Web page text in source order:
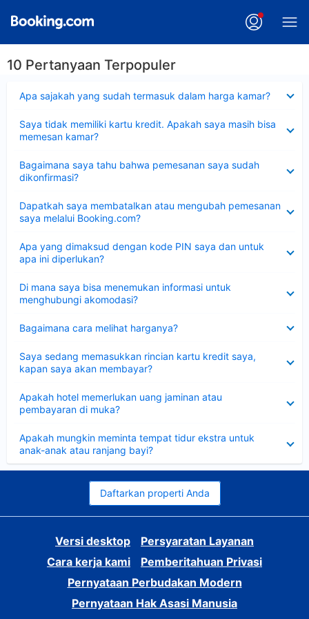
10 Pertanyaan Terpopuler
Apa sajakah yang sudah termasuk dalam harga kamar?
Saya tidak memiliki kartu kredit. Apakah saya masih bisa
memesan kamar?
Bagaimana saya tahu bahwa pemesanan saya sudah
dikonfirmasi?
Dapatkah saya membatalkan atau mengubah pemesanan
saya melalui Booking.com?
Apa yang dimaksud dengan kode PIN saya dan untuk
apa ini diperlukan?
Di mana saya bisa menemukan informasi untuk
menghubungi akomodasi?
Bagaimana cara melihat harganya?
Saya sedang memasukkan rincian kartu kredit saya,
kapan saya akan membayar?
Apakah hotel memerlukan uang jaminan atau
pembayaran di muka?
Apakah mungkin meminta tempat tidur ekstra untuk
anak-anak atau ranjang bayi?
Daftarkan properti Anda
Versi desktop
Persyaratan Layanan
Cara kerja kami
Pemberitahuan Privasi
Pernyataan Perbudakan Modern
Pernyataan Hak Asasi Manusia